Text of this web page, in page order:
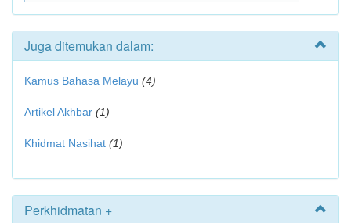
Juga ditemukan dalam:
Kamus Bahasa Melayu (4)
Artikel Akhbar (1)
Khidmat Nasihat (1)
Perkhidmatan +